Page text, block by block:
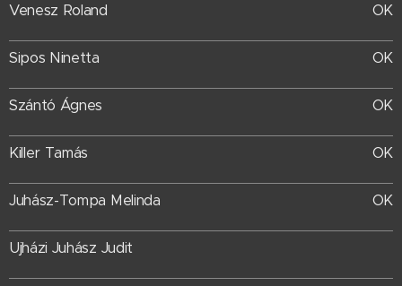
Venesz Roland OK
Sipos Ninetta OK
Szántó Ágnes OK
Killer Tamás OK
Juhász-Tompa Melinda OK
Ujházi Juhász Judit